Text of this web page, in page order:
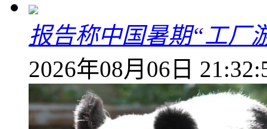
报告称中国暑期“工厂
2026年08月06日